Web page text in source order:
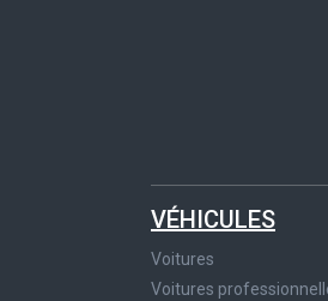
VÉHICULES
Voitures
Voitures